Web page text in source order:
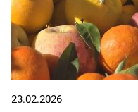
23.02.2026